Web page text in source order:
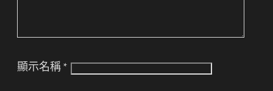
顯示名稱 *